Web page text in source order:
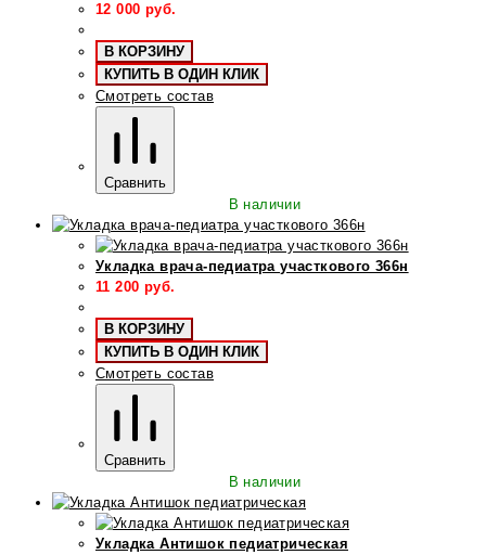
12 000 руб.
В КОРЗИНУ
КУПИТЬ В ОДИН КЛИК
Смотреть состав
Сравнить
В наличии
Укладка врача-педиатра участкового 366н
11 200 руб.
В КОРЗИНУ
КУПИТЬ В ОДИН КЛИК
Смотреть состав
Сравнить
В наличии
Укладка Антишок педиатрическая